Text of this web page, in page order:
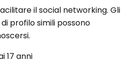
il social networking. Gli
profilo simili possono
17 anni